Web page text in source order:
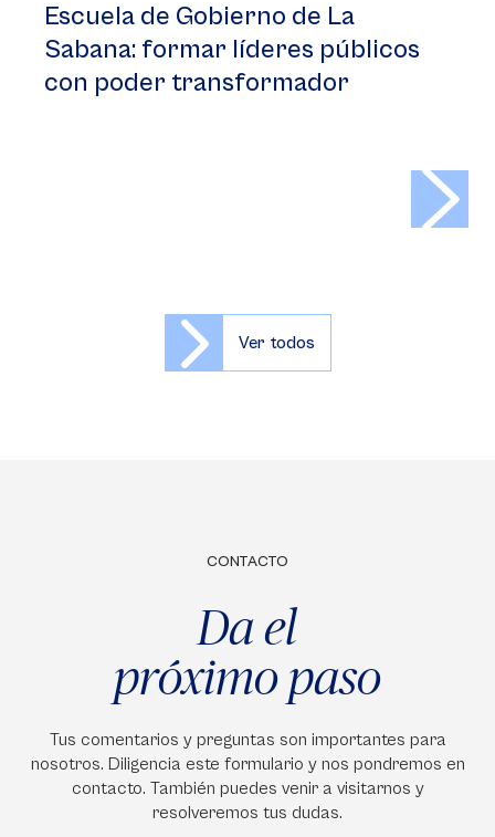
Escuela de Gobierno de La
Sabana: formar líderes públicos
con poder transformador
Ver todos
CONTACTO
Da el
próximo paso
Tus comentarios y preguntas son importantes para
nosotros. Diligencia este formulario y nos pondremos en
contacto. También puedes venir a visitarnos y
resolveremos tus dudas.